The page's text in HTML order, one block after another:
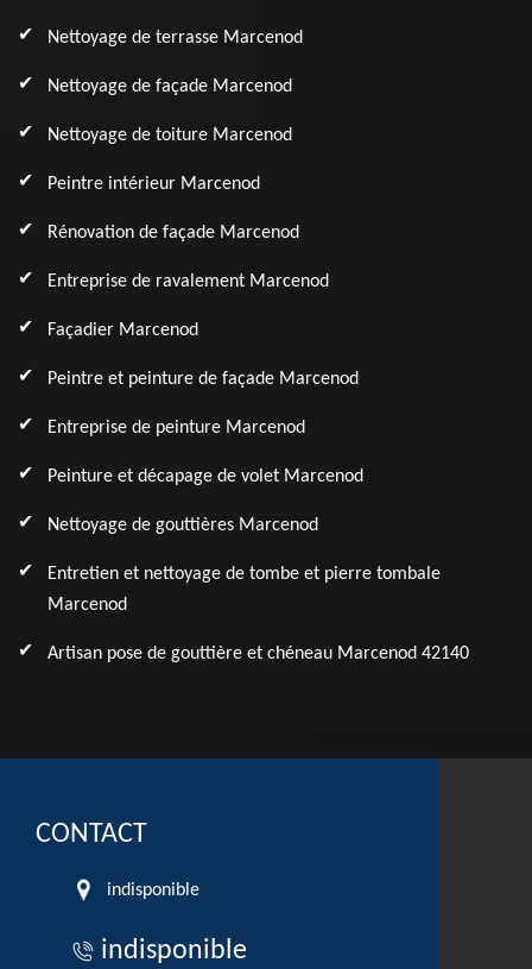
Nettoyage de terrasse Marcenod
Nettoyage de façade Marcenod
Nettoyage de toiture Marcenod
Peintre intérieur Marcenod
Rénovation de façade Marcenod
Entreprise de ravalement Marcenod
Façadier Marcenod
Peintre et peinture de façade Marcenod
Entreprise de peinture Marcenod
Peinture et décapage de volet Marcenod
Nettoyage de gouttières Marcenod
Entretien et nettoyage de tombe et pierre tombale
Marcenod
Artisan pose de gouttière et chéneau Marcenod 42140
CONTACT
indisponible
indisponible